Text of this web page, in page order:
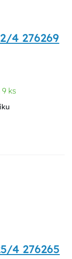
4 276269
ks
4 276265